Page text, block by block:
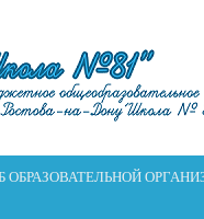
ОБРАЗОВАТЕЛЬНОЙ